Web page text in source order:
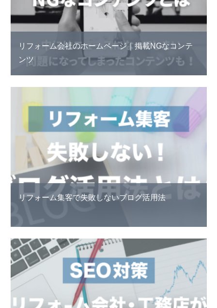
リフォーム会社のホームページ｜掲載NGなコンテ
ンツ
リフォーム集客で失敗しないブログ活用法